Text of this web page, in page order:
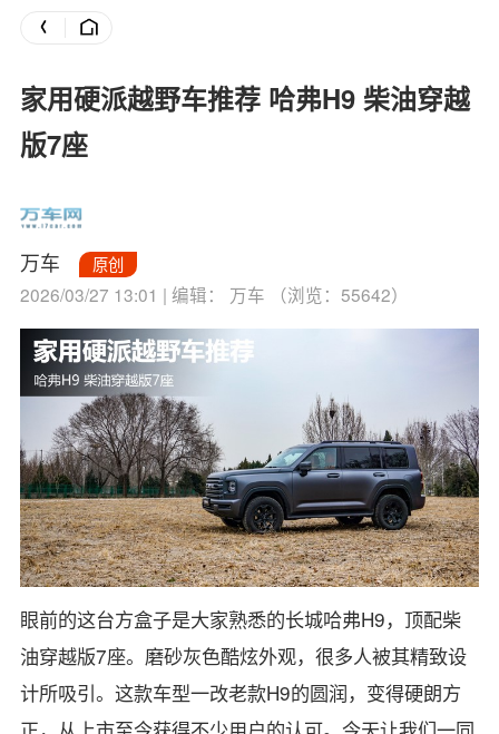
家用硬派越野车推荐 哈弗H9 柴油穿越
版7座
万车 原创
2026/03/27 13:01 | 编辑： 万车 （浏览：55642）
眼前的这台方盒子是大家熟悉的长城哈弗H9，顶配柴
油穿越版7座。磨砂灰色酷炫外观，很多人被其精致设
计所吸引。这款车型一改老款H9的圆润，变得硬朗方